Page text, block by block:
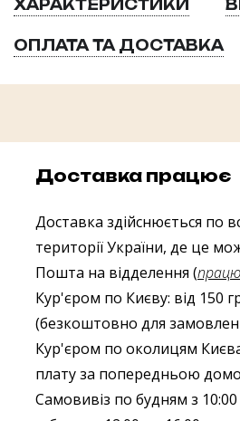
ХАРАКТЕРИСТИКИ
ОПЛАТА ТА ДОСТАВКА
Доставка працює
Доставка здійснюється по
території України, де це
Пошта на відделення (
Кур'єром по Києву: від 150
(безкоштовно для
Кур'єром по околицям
плату за попередньою
Самовивіз по будням з